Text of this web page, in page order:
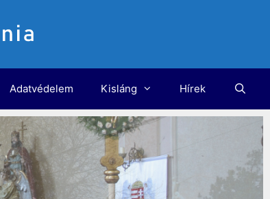
Adatvédelem Kisláng Hírek